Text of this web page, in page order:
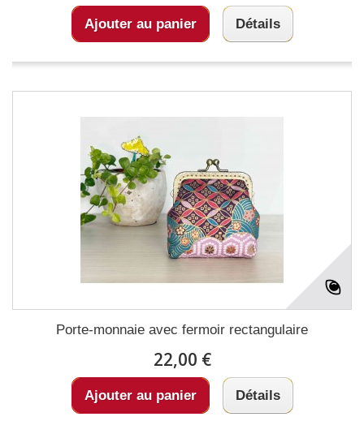
Ajouter au panier Détails
Porte-monnaie avec fermoir rectangulaire
22,00 €
Ajouter au panier Détails